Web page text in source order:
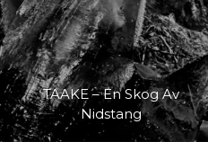
TAAKE – En Skog Av
Nidstang